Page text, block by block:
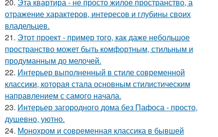
20. Эта квартира - не просто жилое пространство, а
отражение характеров, интересов и глубины своих
владельцев.
21. Этот проект - пример того, как даже небольшое
пространство может быть комфортным, стильным и
продуманным до мелочей.
22. Интерьер выполненный в стиле современной
классики, которая стала основным стилистическим
направлением с самого начала.
23. Интерьер загородного дома без Пафоса - просто,
душевно, уютно.
24. Монохром и современная классика в бывшей